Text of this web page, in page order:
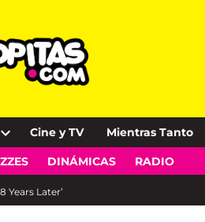
Open
dropdown
Cine y TV Mientras Tanto
DINÁMICAS RADIO
Years Later’